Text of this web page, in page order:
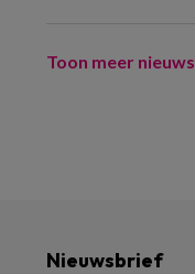
Toon meer nieuws
Nieuwsbrief